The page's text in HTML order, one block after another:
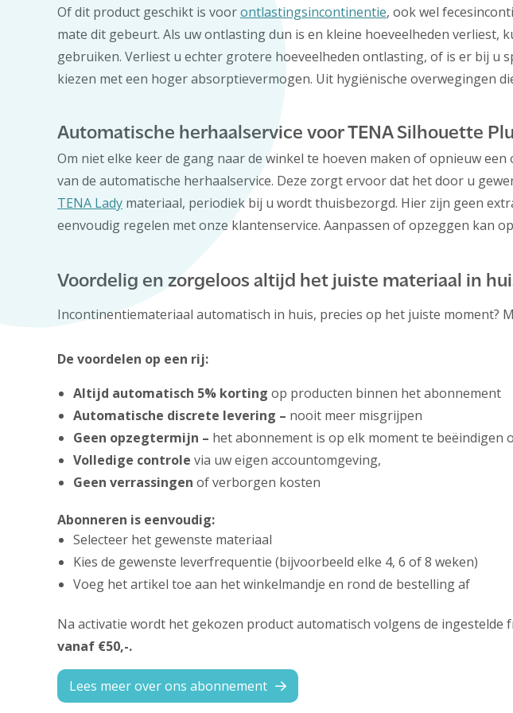
Of dit product geschikt is voorontlastingsincontinentie, ook wel
mate dit gebeurt. Als uw ontlasting dun is en kleine hoeveelheden verliest,
gebruiken. Verliest u echter grotere hoeveelheden ontlasting, of is er bij
kiezen met een hoger absorptievermogen. Uit hygiënische overwegingen
Automatische herhaalservice voor TENA Silhouette
Om niet elke keer de gang naar de winkel te hoeven maken of opnieuw
van de automatische herhaalservice. Deze zorgt ervoor dat het door u
TENA Lady materiaal, periodiek bij u wordt thuisbezorgd. Hier zijn geen
eenvoudig regelen met onze klantenservice. Aanpassen of opzeggen kan
Voordelig en zorgeloos altijd het juiste materiaal in
Incontinentiemateriaal automatisch in huis, precies op het juiste moment?
De voordelen op een rij:
Altijd automatisch 5% korting op producten binnen het abonnement
Automatische discrete levering – nooit meer misgrijpen
Geen opzegtermijn – het abonnement is op elk moment te beëindigen
Volledige controle via uw eigen accountomgeving,
Geen verrassingen of verborgen kosten
Abonneren is eenvoudig:
Selecteer het gewenste materiaal
Kies de gewenste leverfrequentie (bijvoorbeeld elke 4, 6 of 8 weken)
Voeg het artikel toe aan het winkelmandje en rond de bestelling af
Na activatie wordt het gekozen product automatisch volgens de ingestelde
vanaf €50,-.
Lees meer over ons abonnement